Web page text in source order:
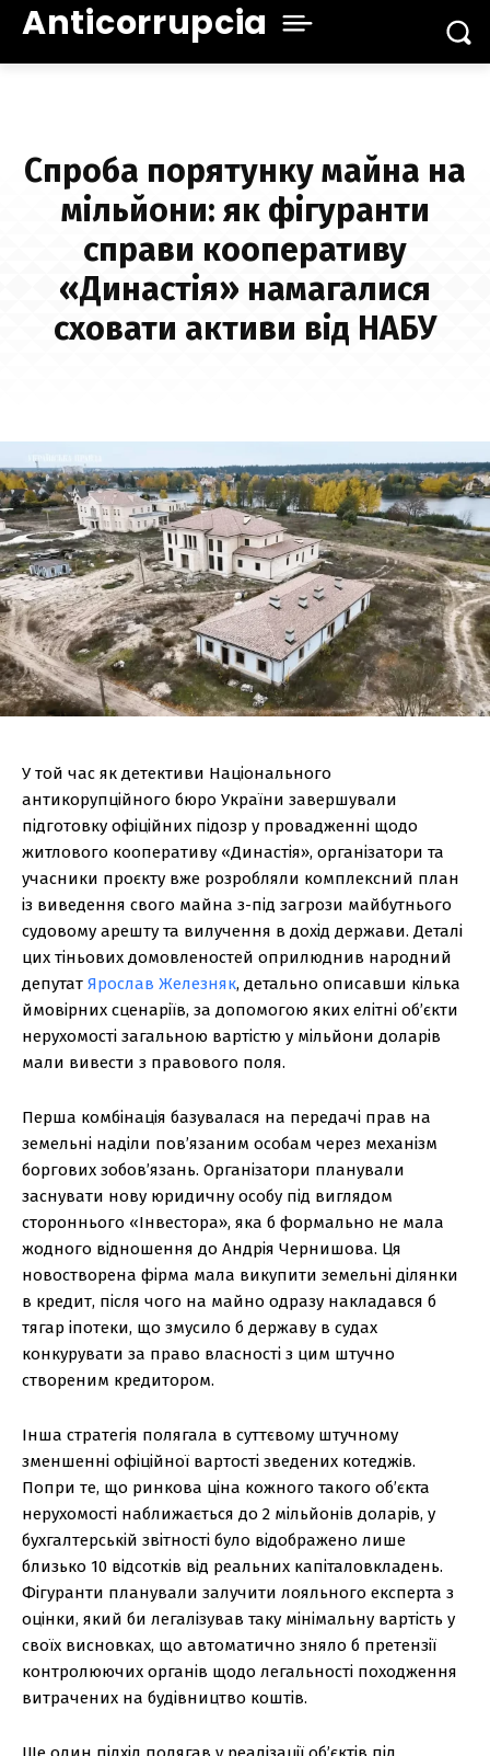
Anticorrupcia
Спроба порятунку майна на
мільйони: як фігуранти
справи кооперативу
«Династія» намагалися
сховати активи від НАБУ
У той час як детективи Національного
антикорупційного бюро України завершували
підготовку офіційних підозр у провадженні щодо
житлового кооперативу «Династія», організатори та
учасники проєкту вже розробляли комплексний план
із виведення свого майна з-під загрози майбутнього
судовому арешту та вилучення в дохід держави. Деталі
цих тіньових домовленостей оприлюднив народний
депутат Ярослав Железняк, детально описавши кілька
ймовірних сценаріїв, за допомогою яких елітні об’єкти
нерухомості загальною вартістю у мільйони доларів
мали вивести з правового поля.
Перша комбінація базувалася на передачі прав на
земельні наділи пов’язаним особам через механізм
боргових зобов’язань. Організатори планували
заснувати нову юридичну особу під виглядом
стороннього «Інвестора», яка б формально не мала
жодного відношення до Андрія Чернишова. Ця
новостворена фірма мала викупити земельні ділянки
в кредит, після чого на майно одразу накладався б
тягар іпотеки, що змусило б державу в судах
конкурувати за право власності з цим штучно
створеним кредитором.
Інша стратегія полягала в суттєвому штучному
зменшенні офіційної вартості зведених котеджів.
Попри те, що ринкова ціна кожного такого об’єкта
нерухомості наближається до 2 мільйонів доларів, у
бухгалтерській звітності було відображено лише
близько 10 відсотків від реальних капіталовкладень.
Фігуранти планували залучити лояльного експерта з
оцінки, який би легалізував таку мінімальну вартість у
своїх висновках, що автоматично зняло б претензії
контролюючих органів щодо легальності походження
витрачених на будівництво коштів.